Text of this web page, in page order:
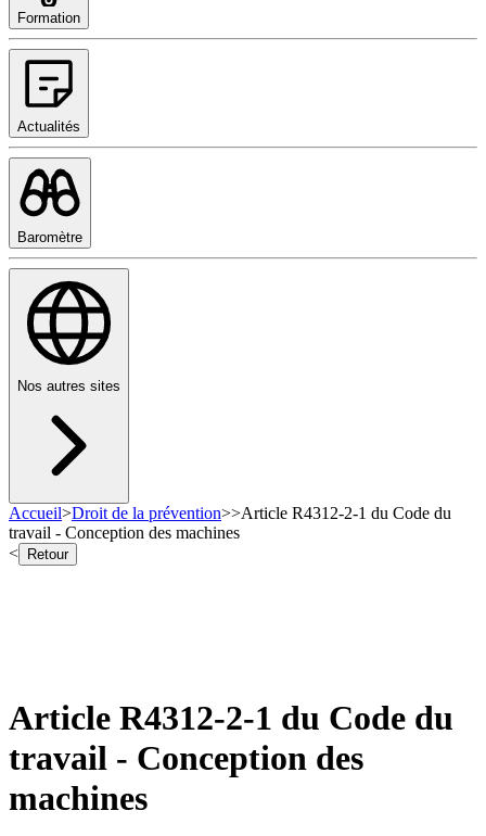
Formation
Actualités
Baromètre
Nos autres sites
Accueil>Droit de la prévention>>Article R4312-2-1 du Code du
travail - Conception des machines
<
Retour
Article R4312-2-1 du Code du
travail - Conception des
machines